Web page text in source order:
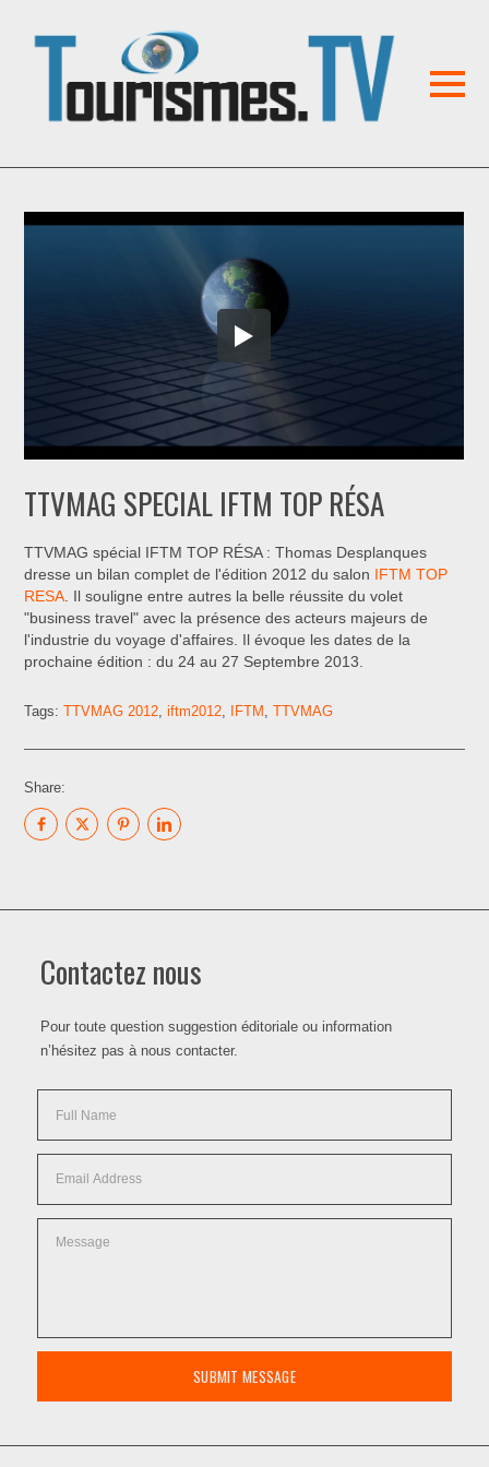
TTVMAG SPECIAL IFTM TOP RÉSA
TTVMAG spécial IFTM TOP RÉSA : Thomas Desplanques
dresse un bilan complet de l'édition 2012 du salon IFTM TOP
RESA . Il souligne entre autres la belle réussite du volet
"business travel" avec la présence des acteurs majeurs de
l'industrie du voyage d'affaires. Il évoque les dates de la
prochaine édition : du 24 au 27 Septembre 2013.
Tags:TTVMAG 2012 ,iftm2012 IFTM ,TTVMAG
Share:
Contactez nous
Pour toute question suggestion éditoriale ou information
n’hésitez pas à nous contacter.
SUBMIT MESSAGE